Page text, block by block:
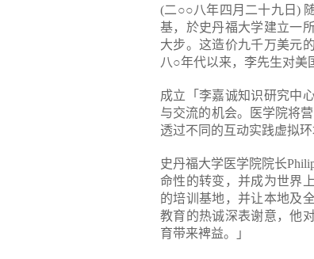
(二○○八年四月二十九日)
基，於史丹福大学建立一
大步。这造价九千万美元
八○年代以来，李先生对美
成立「李嘉诚知识研究中
与交流的机会。医学院将
透过不同的互动实践虚拟
史丹福大学医学院院长
命性的转变，并成为世界
的培训基地，并让本地及
教育的热诚深表谢意，他
育带来裨益。」